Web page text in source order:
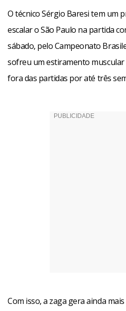
O técnico Sérgio Baresi tem um
escalar o São Paulo na partida
sábado, pelo Campeonato
sofreu um estiramento muscular
fora das partidas por até três
Com isso, a zaga gera ainda